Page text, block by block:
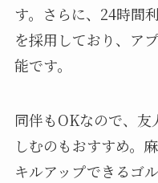
す。さらに、24時間
を採用しており、ア
能です。
同伴もOKなので、
しむのもおすすめ。
キルアップできるゴ